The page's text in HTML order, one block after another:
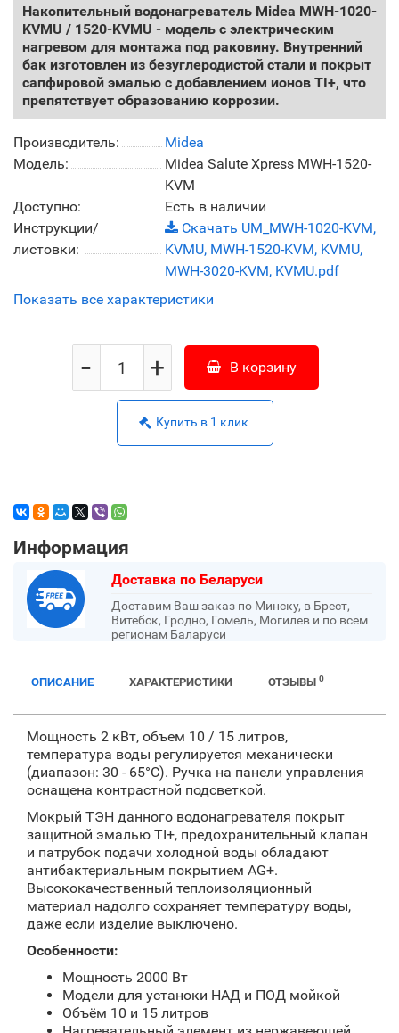
Накопительный водонагреватель Midea MWH-1020-
KVMU / 1520-KVMU - модель с электрическим
нагревом для монтажа под раковину. Внутренний
бак изготовлен из безуглеродистой стали и покрыт
сапфировой эмалью с добавлением ионов TI+, что
препятствует образованию коррозии.
Производитель:
Midea
Модель:
Midea Salute Xpress MWH-1520-
KVM
Доступно:
Есть в наличии
Инструкции/
листовки:
Скачать UM_MWH-1020-KVM,
KVMU, MWH-1520-KVM, KVMU,
MWH-3020-KVM, KVMU.pdf
Показать все характеристики
+
- В корзину
Купить в 1 клик
Информация
Доставка по Беларуси
Доставим Ваш заказ по Минску, в Брест,
Витебск, Гродно, Гомель, Могилев и по всем
регионам Баларуси
ОПИСАНИЕ ХАРАКТЕРИСТИКИ ОТЗЫВЫ 0
Мощность 2 кВт, объем 10 / 15 литров,
температура воды регулируется механически
(диапазон: 30 - 65°C). Ручка на панели управления
оснащена контрастной подсветкой.
Мокрый ТЭН данного водонагревателя покрыт
защитной эмалью TI+, предохранительный клапан
и патрубок подачи холодной воды обладают
антибактериальным покрытием AG+.
Высококачественный теплоизоляционный
материал надолго сохраняет температуру воды,
даже если изделие выключено.
Особенности:
Мощность 2000 Вт
Модели для устаноки НАД и ПОД мойкой
Объём 10 и 15 литров